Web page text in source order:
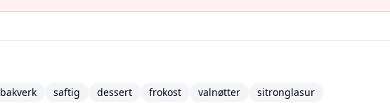
bakverk saftig dessert frokost valnøtter sitronglasur